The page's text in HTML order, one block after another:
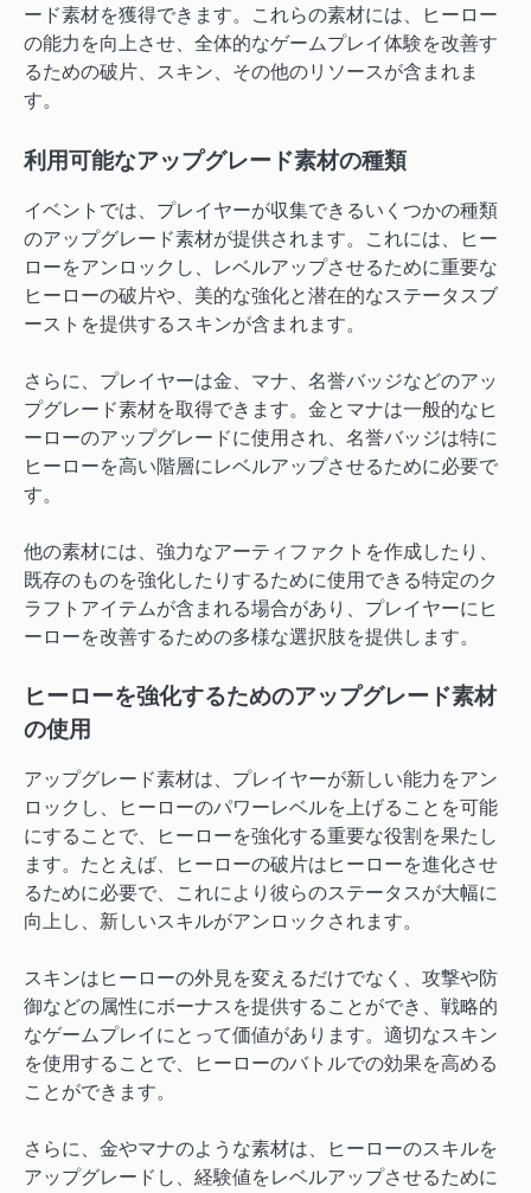
ード素材を獲得できます。これらの素材には、ヒーロー
の能力を向上させ、全体的なゲームプレイ体験を改善す
るための破片、スキン、その他のリソースが含まれま
す。
利用可能なアップグレード素材の種類
イベントでは、プレイヤーが収集できるいくつかの種類
のアップグレード素材が提供されます。これには、ヒー
ローをアンロックし、レベルアップさせるために重要な
ヒーローの破片や、美的な強化と潜在的なステータスブ
ーストを提供するスキンが含まれます。
さらに、プレイヤーは金、マナ、名誉バッジなどのアッ
プグレード素材を取得できます。金とマナは一般的なヒ
ーローのアップグレードに使用され、名誉バッジは特に
ヒーローを高い階層にレベルアップさせるために必要で
す。
他の素材には、強力なアーティファクトを作成したり、
既存のものを強化したりするために使用できる特定のク
ラフトアイテムが含まれる場合があり、プレイヤーにヒ
ーローを改善するための多様な選択肢を提供します。
ヒーローを強化するためのアップグレード素材
の使用
アップグレード素材は、プレイヤーが新しい能力をアン
ロックし、ヒーローのパワーレベルを上げることを可能
にすることで、ヒーローを強化する重要な役割を果たし
ます。たとえば、ヒーローの破片はヒーローを進化させ
るために必要で、これにより彼らのステータスが大幅に
向上し、新しいスキルがアンロックされます。
スキンはヒーローの外見を変えるだけでなく、攻撃や防
御などの属性にボーナスを提供することができ、戦略的
なゲームプレイにとって価値があります。適切なスキン
を使用することで、ヒーローのバトルでの効果を高める
ことができます。
さらに、金やマナのような素材は、ヒーローのスキルを
アップグレードし、経験値をレベルアップさせるために